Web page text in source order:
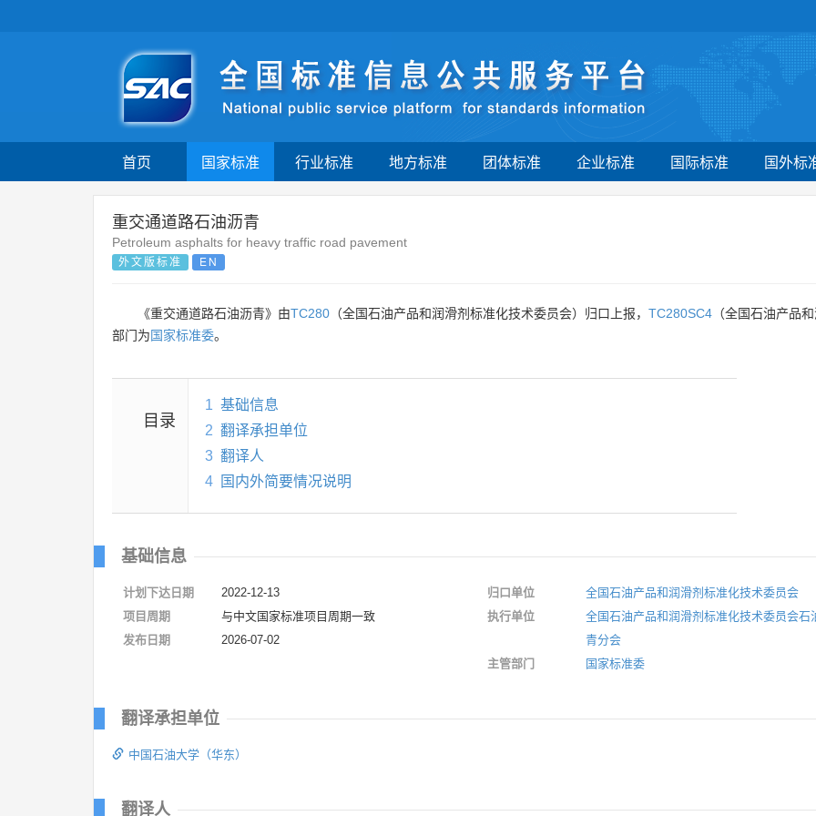
首页 国家标准 行业标准 地方标准 团体标准 企业标准 国际标准 国外标
重交通道路石油沥青
Petroleum asphalts for heavy traffic road pavement
外文版标准 EN
《重交通道路石油沥青》由TC280 （全国石油产品和润滑剂标准化技术委员会）归口上报， TC280SC4 （全国石油产品
部门为国家标准委。
目录
1 基础信息
2 翻译承担单位
3 翻译人
4
国内外简要情况说明
基础信息
计划下达日期
2022-12-13
项目周期
与中文国家标准项目周期一致
发布日期
2026-07-02
归口单位
全国石油产品和润滑剂标准化技术委员会
执行单位
全国石油产品和润滑剂标准化技术委员会石
青分会
主管部门
国家标准委
翻译承担单位
中国石油大学（华东）
翻译人